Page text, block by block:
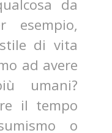
da
esempio,
di vita
ad avere
umani?
il tempo
o